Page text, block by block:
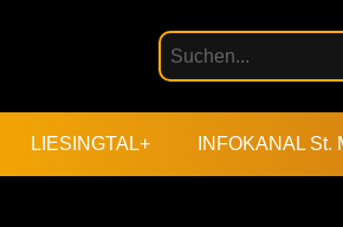
LIESINGTAL+ INFOKANAL St.